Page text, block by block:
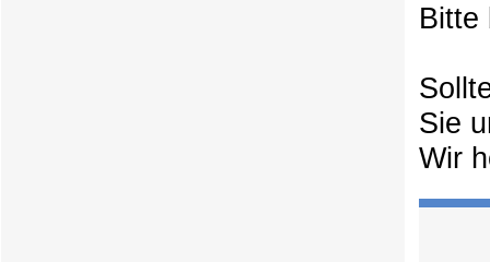
Bitte
Sie
Wir